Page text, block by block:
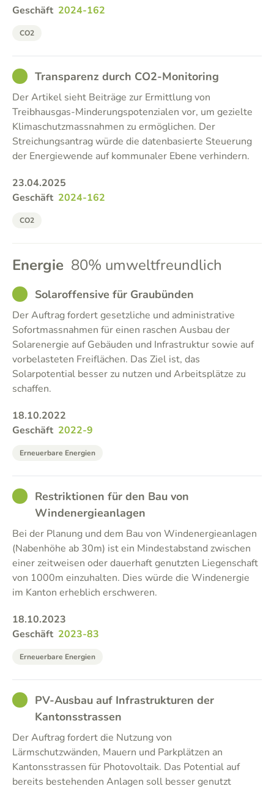
Geschäft 2024-162
CO2
GOODTransparenz durch CO2-Monitoring
Der Artikel sieht Beiträge zur Ermittlung von
Treibhausgas-Minderungspotenzialen vor, um gezielte
Klimaschutzmassnahmen zu ermöglichen. Der
Streichungsantrag würde die datenbasierte Steuerung
der Energiewende auf kommunaler Ebene verhindern.
23.04.2025
Geschäft 2024-162
CO2
Energie 80% umweltfreundlich
GOODSolaroffensive für Graubünden
Der Auftrag fordert gesetzliche und administrative
Sofortmassnahmen für einen raschen Ausbau der
Solarenergie auf Gebäuden und Infrastruktur sowie auf
vorbelasteten Freiflächen. Das Ziel ist, das
Solarpotential besser zu nutzen und Arbeitsplätze zu
schaffen.
18.10.2022
Geschäft 2022-9
Erneuerbare Energien
GOODRestriktionen für den Bau von
Windenergieanlagen
Bei der Planung und dem Bau von Windenergieanlagen
(Nabenhöhe ab 30m) ist ein Mindestabstand zwischen
einer zeitweisen oder dauerhaft genutzten Liegenschaft
von 1000m einzuhalten. Dies würde die Windenergie
im Kanton erheblich erschweren.
18.10.2023
Geschäft 2023-83
Erneuerbare Energien
GOODPV-Ausbau auf Infrastrukturen der
Kantonsstrassen
Der Auftrag fordert die Nutzung von
Lärmschutzwänden, Mauern und Parkplätzen an
Kantonsstrassen für Photovoltaik. Das Potential auf
bereits bestehenden Anlagen soll besser genutzt